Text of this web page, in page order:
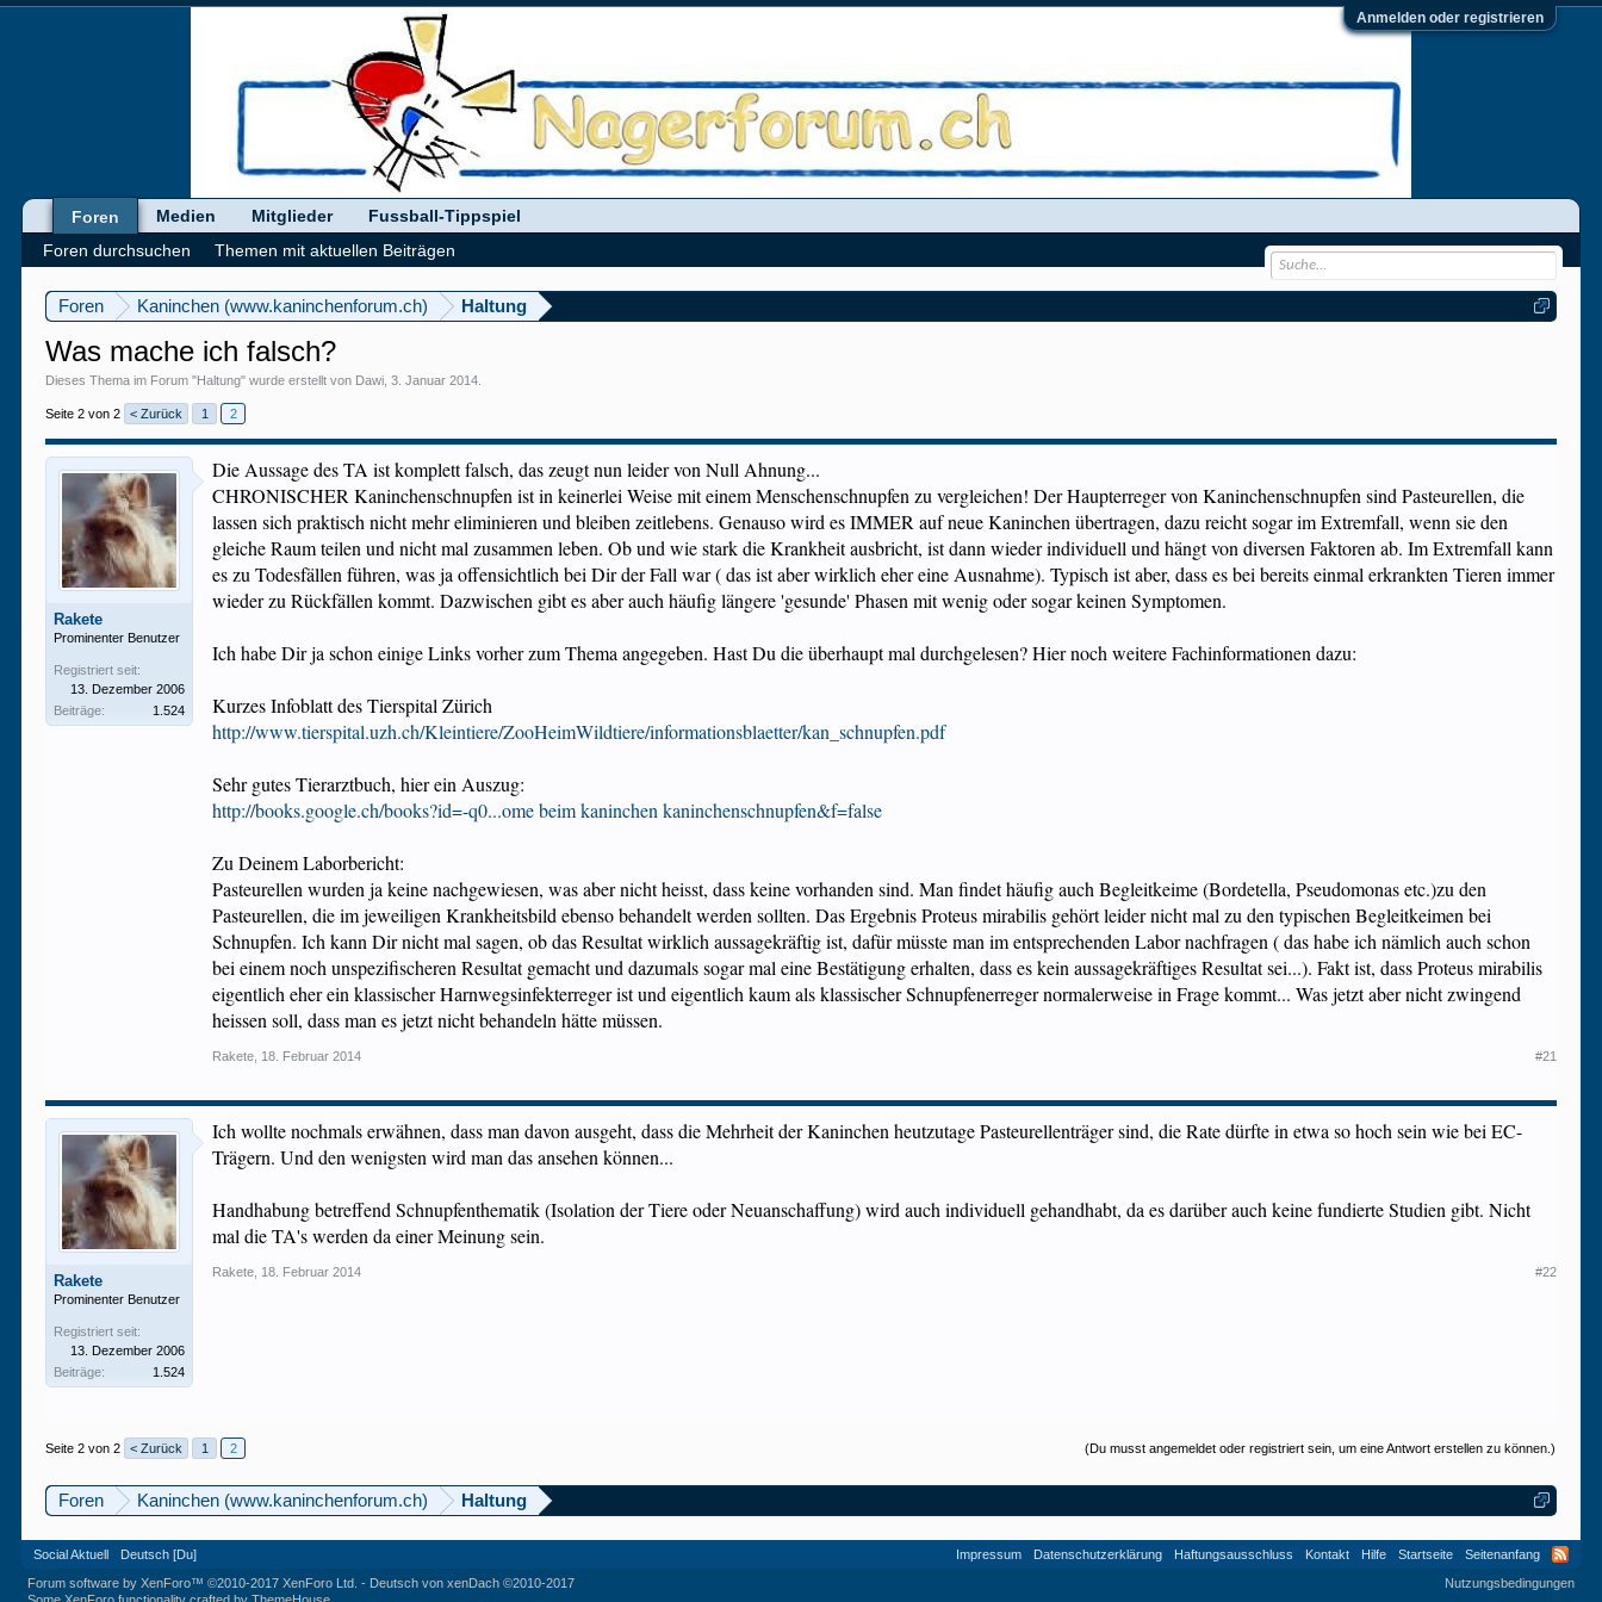
Anmelden oder registrieren
Foren Kaninchen (www.kaninchenforum.ch) Haltung
Was mache ich falsch?
Dieses Thema im Forum "Haltung" wurde erstellt von Dawi ,3. Januar 2014
Seite 2 von 2 < Zurück 1 2
Rakete
Prominenter Benutzer
Registriert seit:
13. Dezember 2006
Beiträge:
1.524
Die Aussage des TA ist komplett falsch, das zeugt nun leider von Null Ahnung...
CHRONISCHER Kaninchenschnupfen ist in keinerlei Weise mit einem Menschenschnupfen zu vergleichen! Der Haupterreger von Kaninchenschnupfen sind Pasteurellen, die
lassen sich praktisch nicht mehr eliminieren und bleiben zeitlebens. Genauso wird es IMMER auf neue Kaninchen übertragen, dazu reicht sogar im Extremfall, wenn sie den
gleiche Raum teilen und nicht mal zusammen leben. Ob und wie stark die Krankheit ausbricht, ist dann wieder individuell und hängt von diversen Faktoren ab. Im Extremfall kann
es zu Todesfällen führen, was ja offensichtlich bei Dir der Fall war ( das ist aber wirklich eher eine Ausnahme). Typisch ist aber, dass es bei bereits einmal erkrankten Tieren immer
wieder zu Rückfällen kommt. Dazwischen gibt es aber auch häufig längere 'gesunde' Phasen mit wenig oder sogar keinen Symptomen.
Ich habe Dir ja schon einige Links vorher zum Thema angegeben. Hast Du die überhaupt mal durchgelesen? Hier noch weitere Fachinformationen dazu:
Kurzes Infoblatt des Tierspital Zürich
http://www.tierspital.uzh.ch/Kleintiere/ZooHeimWildtiere/informationsblaetter/kan_schnupfen.pdf
Sehr gutes Tierarztbuch, hier ein Auszug:
http://books.google.ch/books?id=-q0...ome beim kaninchen kaninchenschnupfen&f=false
Zu Deinem Laborbericht:
Pasteurellen wurden ja keine nachgewiesen, was aber nicht heisst, dass keine vorhanden sind. Man findet häufig auch Begleitkeime (Bordetella, Pseudomonas etc.)zu den
Pasteurellen, die im jeweiligen Krankheitsbild ebenso behandelt werden sollten. Das Ergebnis Proteus mirabilis gehört leider nicht mal zu den typischen Begleitkeimen bei
Schnupfen. Ich kann Dir nicht mal sagen, ob das Resultat wirklich aussagekräftig ist, dafür müsste man im entsprechenden Labor nachfragen ( das habe ich nämlich auch schon
bei einem noch unspezifischeren Resultat gemacht und dazumals sogar mal eine Bestätigung erhalten, dass es kein aussagekräftiges Resultat sei...). Fakt ist, dass Proteus mirabilis
eigentlich eher ein klassischer Harnwegsinfekterreger ist und eigentlich kaum als klassischer Schnupfenerreger normalerweise in Frage kommt... Was jetzt aber nicht zwingend
heissen soll, dass man es jetzt nicht behandeln hätte müssen.
Rakete 18. Februar 2014 #21
Rakete
Prominenter Benutzer
Registriert seit:
13. Dezember 2006
Beiträge:
1.524
Ich wollte nochmals erwähnen, dass man davon ausgeht, dass die Mehrheit der Kaninchen heutzutage Pasteurellenträger sind, die Rate dürfte in etwa so hoch sein wie bei EC-
Trägern. Und den wenigsten wird man das ansehen können...
Handhabung betreffend Schnupfenthematik (Isolation der Tiere oder Neuanschaffung) wird auch individuell gehandhabt, da es darüber auch keine fundierte Studien gibt. Nicht
mal die TA's werden da einer Meinung sein.
Rakete 18. Februar 2014 #22
(Du musst angemeldet oder registriert sein, um eine Antwort erstellen zu können.)
Seite 2 von 2 < Zurück 1 2
Foren Kaninchen (www.kaninchenforum.ch) Haltung
Foren
Foren durchsuchen
Themen mit aktuellen Beiträgen
Medien Mitglieder Fussball-Tippspiel
Social Aktuell Deutsch [Du] Impressum Datenschutzerklärung Haftungsausschluss Kontakt Hilfe Startseite
Seitenanfang
Nutzungsbedingungen
Forum software by XenForo™©2010-2017 XenForo Ltd. - Deutsch von xenDach©2010-2017